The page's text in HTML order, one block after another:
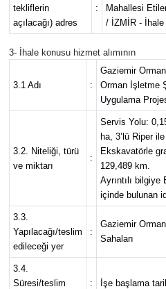
tekliflerin
açılacağı) adres
:
Mahallesi
/ İZMİR - İhale
3- İhale konusu hizmet alımının
3.1 Adı :
Gaziemir
Orman İşletme
Uygulama
3.2. Niteliği, türü
ve miktarı
:
Servis Yolu:
ha, 3’lü Riper
Ekskavatörle
129,489 km.
Ayrıntılı bilgiye
içinde bulunan
3.3.
Yapılacağı/teslim
edileceği yer
:
Gaziemir
Sahaları
3.4.
Süresi/teslim
: İşe başlama